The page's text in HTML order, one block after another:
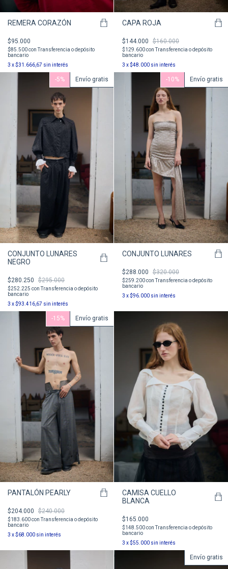
REMERA CORAZÓN
$95.000
$85.500con Transferencia o depósito
bancario
3 x$31.666,67 sin interés
CAPA ROJA
$144.000 $160.000
$129.600con Transferencia o depósito
bancario
3 x$48.000 sin interés
-5% Envío gratis
CONJUNTO LUNARES
NEGRO
$280.250 $295.000
$252.225 con Transferencia o depósito
bancario
3 x$93.416,67 sin interés
-10% Envío gratis
CONJUNTO LUNARES
$288.000 $320.000
$259.200con Transferencia o depósito
bancario
3 x$96.000 sin interés
-15% Envío gratis
PANTALÓN PEARLY
$204.000 $240.000
$183.600con Transferencia o depósito
bancario
3 x$68.000 sin interés
CAMISA CUELLO
BLANCA
$165.000
$148.500con Transferencia o depósito
bancario
3 x$55.000 sin interés
Envío gratis